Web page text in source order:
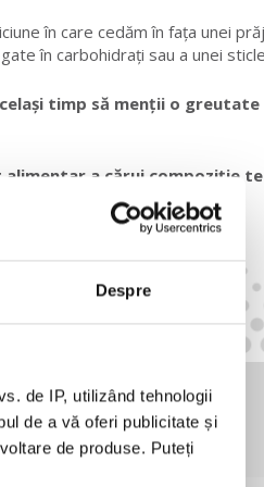
Despre
de IP, utilizând tehnologii
de a vă oferi publicitate și
de produse. Puteți
în care cedăm în fața unei
în carbohidrați sau a unei
timp să menții o
a cărui compoziție